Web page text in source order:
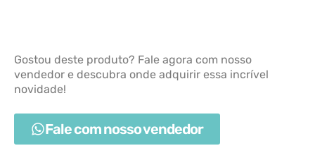
Gostou deste produto? Fale agora com nosso
vendedor e descubra onde adquirir essa incrível
novidade!
Fale com nosso vendedor